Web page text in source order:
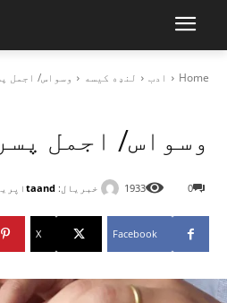
Home ادب لنډه کیسه وسواس/ اجمل
وسواس/ اجمل
خبریال: taand اپریل 26, 0
1933
Facebook
X